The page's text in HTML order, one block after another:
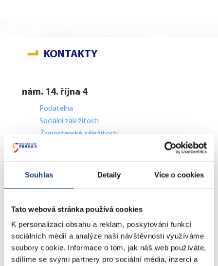
Souhlas Detaily Více o cookies
Tato webová stránka používá cookies
K personalizaci obsahu a reklam, poskytování funkcí
sociálních médií a analýze naší návštěvnosti využíváme
soubory cookie. Informace o tom, jak náš web používáte,
sdílíme se svými partnery pro sociální média, inzerci a
KONTAKTY
nám. 14. října 4
Podatelna
Sociální záležitosti
Živnostenské záležitosti
Přestupky dopravní - objektivní odpovědnost
Doprava - zvláštní užívání komunikací
Doprava - dopravní značení
Doprava - přestupky na komunikacích
Přestupky dopravní - správní řízení